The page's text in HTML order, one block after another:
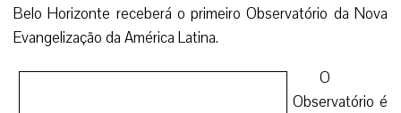
Belo Horizonte receberá o primeiro Observatório da Nova
Evangelização da América Latina.
Dom Octávio Ruiz Arenas
O Observatório é
uma Instituição da